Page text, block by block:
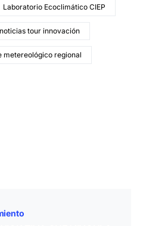
Laboratorio Ecoclimático CIEP
noticias tour innovación
metereológico regional